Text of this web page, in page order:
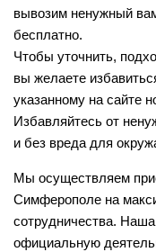
вывозим ненужный
бесплатно.
Чтобы уточнить,
вы желаете
указанному на сайте
Избавляйтесь от
и без вреда для
Мы осуществляем
Симферополе на
сотрудничества. Наша
официальную